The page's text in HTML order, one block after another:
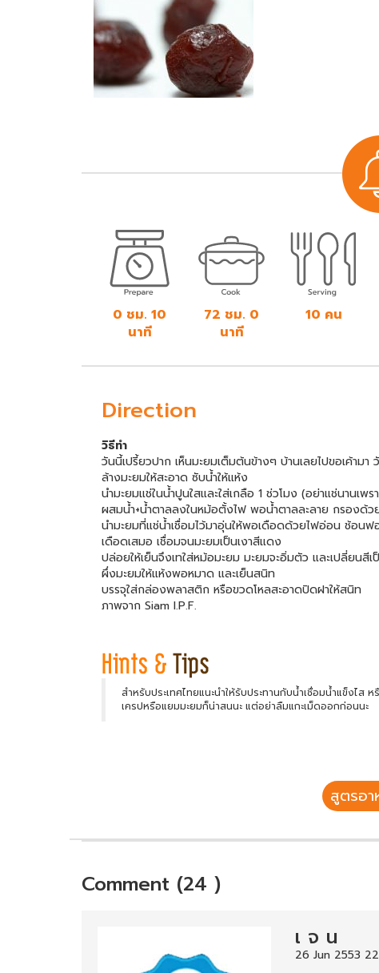
0 ชม. 10
นาที
72 ชม. 0
นาที
10 คน
Direction
วิธีทำ
วันนี้เปรี้ยวปาก เห็นมะยมเต็มต้นข้างๆ บ้านเลยไปขอเค้าม
ล้างมะยมให้สะอาด ซับน้ำให้แห้ง
นำมะยมแช่ในน้ำปูนใสและใส่เกลือ 1 ช่วโมง (อย่าแช่นานเพ
ผสมน้ำ+น้ำตาลลงในหม้อตั้งไฟ พอน้ำตาลละลาย กรองด้ว
นำมะยมที่แช่น้ำเชื่อมไว้มาอุ่นให้พอเดือดด้วยไฟอ่อน ช้อน
เดือดเสมอ เชื่อมจนมะยมเป็นเงาสีแดง
ปล่อยให้เย็นจึงเทใส่หม้อมะยม มะยมจะอิ่มตัว และเปลี่ยนสี
ผึ่งมะยมให้แห้งพอหมาด และเย็นสนิท
บรรจุใส่กล่องพลาสติก หรือขวดโหลสะอาดปิดฝาให้สนิท
ภาพจาก Siam I.P.F.
สำหรับประเทศไทยแนะนำให้รับประทานกับน้ำเชื่อมน้ำแข็งไ
เครปหรือแยมมะยมก็น่าสนนะ แต่อย่าลืมแกะเม็ดออกก่อนนะ
สูตรอา
Comment (24 )
เ จ น
26 Jun 2553